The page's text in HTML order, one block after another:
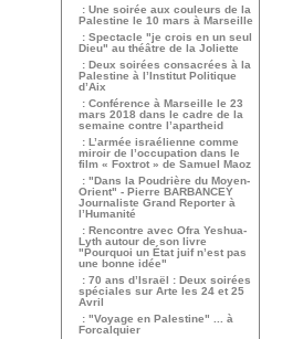
: Une soirée aux couleurs de la
Palestine le 10 mars à Marseille
: Spectacle "je crois en un seul
Dieu" au théâtre de la Joliette
: Deux soirées consacrées à la
Palestine à l’Institut Politique
d’Aix
: Conférence à Marseille le 23
mars 2018 dans le cadre de la
semaine contre l’apartheid
: L’armée israélienne comme
miroir de l’occupation dans le
film « Foxtrot » de Samuel Maoz
: "Dans la Poudrière du Moyen-
Orient" - Pierre BARBANCEY
Journaliste Grand Reporter à
l’Humanité
: Rencontre avec Ofra Yeshua-
Lyth autour de son livre
"Pourquoi un État juif n’est pas
une bonne idée"
: 70 ans d’Israël : Deux soirées
spéciales sur Arte les 24 et 25
Avril
: "Voyage en Palestine" ... à
Forcalquier